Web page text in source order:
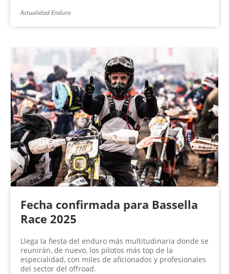
Actualidad Enduro
Fecha confirmada para Bassella
Race 2025
Llega la fiesta del enduro más multitudinaria donde se
reunirán, de nuevo, los pilotos más top de la
especialidad, con miles de aficionados y profesionales
del sector del offroad.